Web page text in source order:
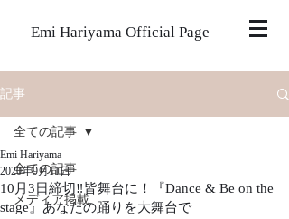
Emi Hariyama Official Page
記事
全ての記事
メディア掲載
全ての記事
10月3日締切‼️皆舞台に！『Dance & Be on the
stage』あなたの踊りを大舞台で
Emi Hariyama
2020年9月11日